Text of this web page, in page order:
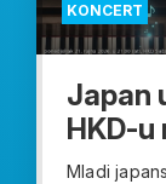
KONCERT
Japan
HKD-u
Mladi